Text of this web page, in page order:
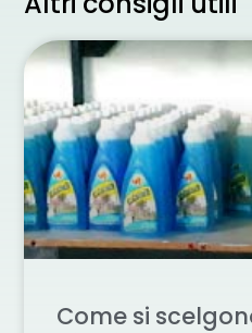
Come si